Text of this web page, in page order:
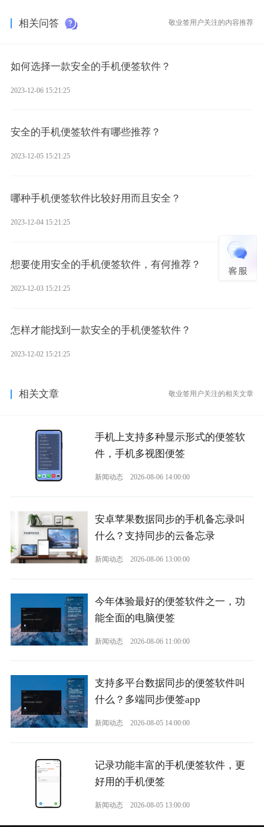
相关问答 敬业签用户关注的内容推荐
如何选择一款安全的手机便签软件？
2023-12-06 15:21:25
安全的手机便签软件有哪些推荐？
2023-12-05 15:21:25
哪种手机便签软件比较好用而且安全？
2023-12-04 15:21:25
想要使用安全的手机便签软件，有何推荐？
2023-12-03 15:21:25
怎样才能找到一款安全的手机便签软件？
2023-12-02 15:21:25
相关文章 敬业签用户关注的相关文章
手机上支持多种显示形式的便签软
件，手机多视图便签
新闻动态 2026-08-06 14:00:00
安卓苹果数据同步的手机备忘录叫
什么？支持同步的云备忘录
新闻动态 2026-08-06 13:00:00
今年体验最好的便签软件之一，功
能全面的电脑便签
新闻动态 2026-08-06 11:00:00
支持多平台数据同步的便签软件叫
什么？多端同步便签app
新闻动态 2026-08-05 14:00:00
记录功能丰富的手机便签软件，更
好用的手机便签
新闻动态 2026-08-05 13:00:00